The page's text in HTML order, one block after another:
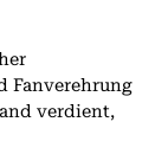
Fanverehrung
verdient,